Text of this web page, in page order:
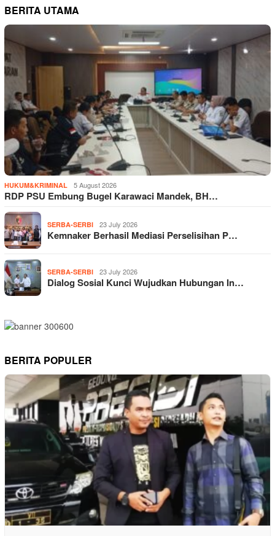
BERITA UTAMA
HUKUM&KRIMINAL 5 August 2026
RDP PSU Embung Bugel Karawaci Mandek, BH…
SERBA-SERBI 23 July 2026
Kemnaker Berhasil Mediasi Perselisihan P…
SERBA-SERBI 23 July 2026
Dialog Sosial Kunci Wujudkan Hubungan In…
BERITA POPULER